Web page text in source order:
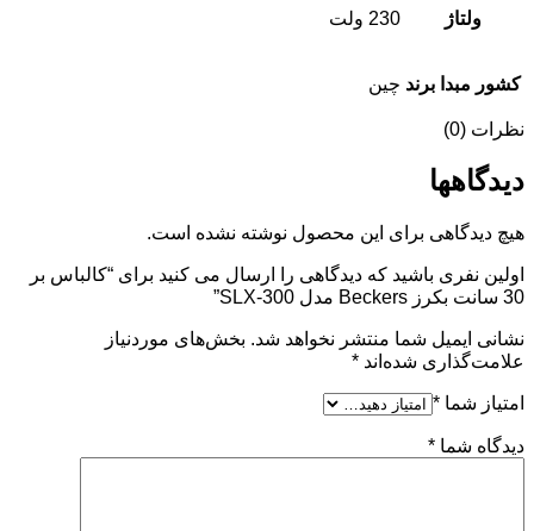
ولتاژ 230 ولت
کشور مبدا برند چین
نظرات (0)
دیدگاهها
هیچ دیدگاهی برای این محصول نوشته نشده است.
اولین نفری باشید که دیدگاهی را ارسال می کنید برای “کالباس بر
30 سانت بکرز Beckers مدل SLX-300”
نشانی ایمیل شما منتشر نخواهد شد. بخش‌های موردنیاز
علامت‌گذاری شده‌اند *
امتیاز شما *
دیدگاه شما *